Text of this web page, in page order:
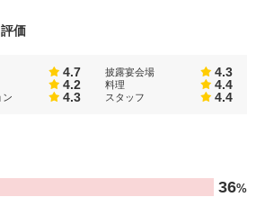
価
4.7 披露宴会場 4.3
4.2 料理 4.4
ン 4.3 スタッフ 4.4
36%